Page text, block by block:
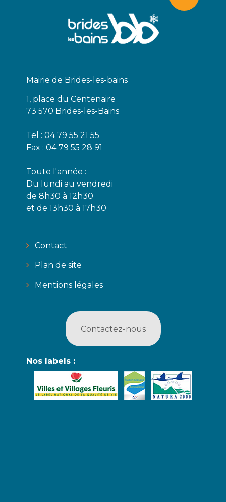
Mairie de Brides-les-bains
1, place du Centenaire
73 570 Brides-les-Bains
Tel : 04 79 55 21 55
Fax : 04 79 55 28 91
Toute l'année :
Du lundi au vendredi
de 8h30 à 12h30
et de 13h30 à 17h30
Contact
Plan de site
Mentions légales
Contactez-nous
Nos labels :